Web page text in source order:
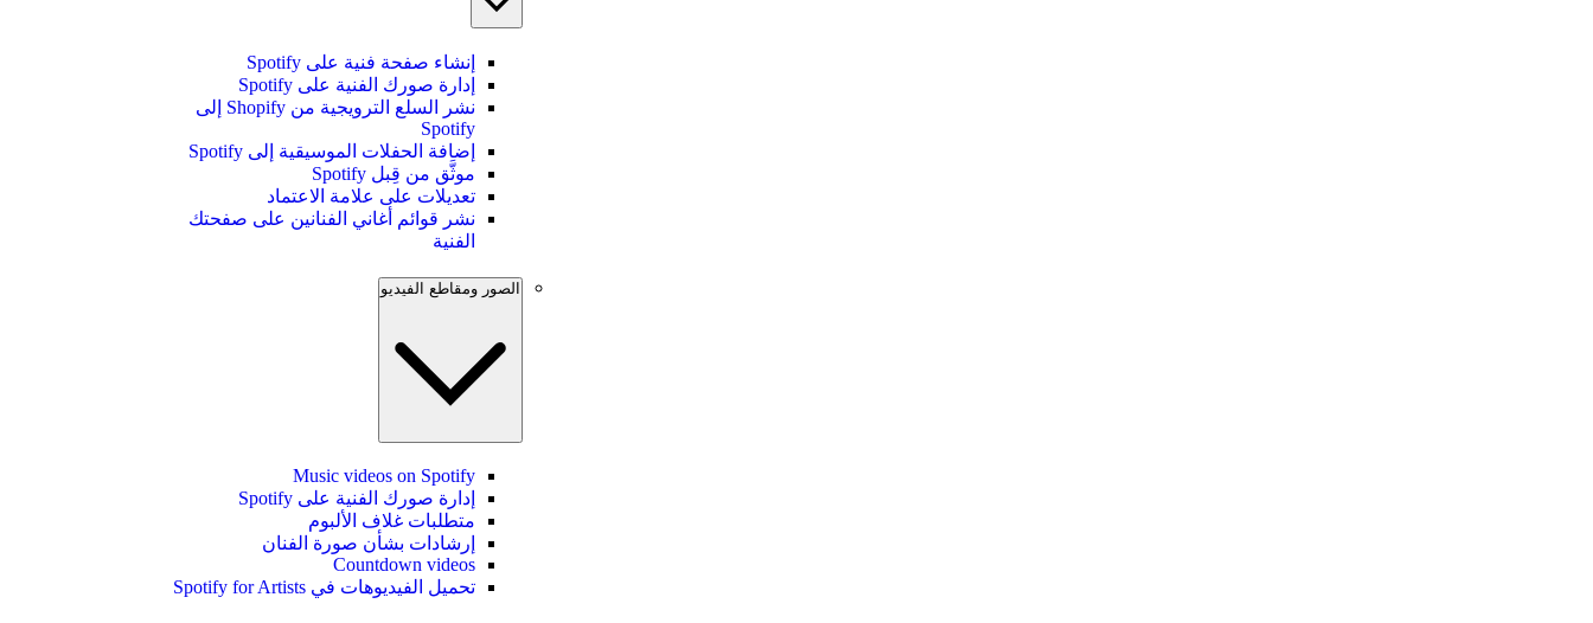
إنشاء صفحة فنية على Spotify
إدارة صورك الفنية على Spotify
نشر السلع الترويجية من Shopify إلى
Spotify
إضافة الحفلات الموسيقية إلى Spotify
موثَّق من قِبل Spotify
تعديلات على علامة الاعتماد
نشر قوائم أغاني الفنانين على صفحتك
الفنية
الصور ومقاطع الفيديو
Music videos on Spotify
إدارة صورك الفنية على Spotify
متطلبات غلاف الألبوم
إرشادات بشأن صورة الفنان
Countdown videos
تحميل الفيديوهات في Spotify for Artists